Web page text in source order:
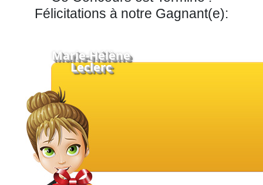
Félicitations à notre Gagnant(e):
Marie-Hélène
Leclerc